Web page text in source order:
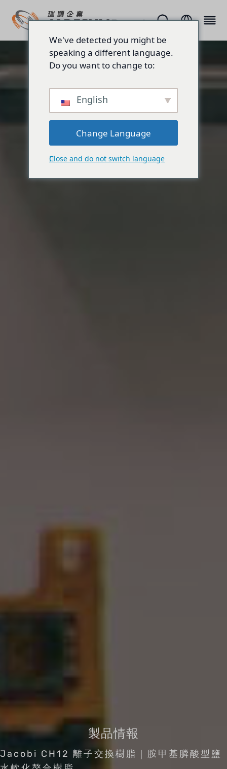
製品情報
Jacobi CH12 離子交換樹脂｜胺甲基膦酸型鹽
We've detected you might be
speaking a different language.
Do you want to change to:
English
Change Language
Close and do not switch language